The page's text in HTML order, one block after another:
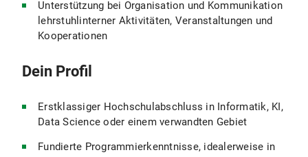
Unterstützung bei Organisation und Kommunikation
lehrstuhlinterner Aktivitäten, Veranstaltungen und
Kooperationen
Dein Profil
Erstklassiger Hochschulabschluss in Informatik, KI,
Data Science oder einem verwandten Gebiet
Fundierte Programmierkenntnisse, idealerweise in